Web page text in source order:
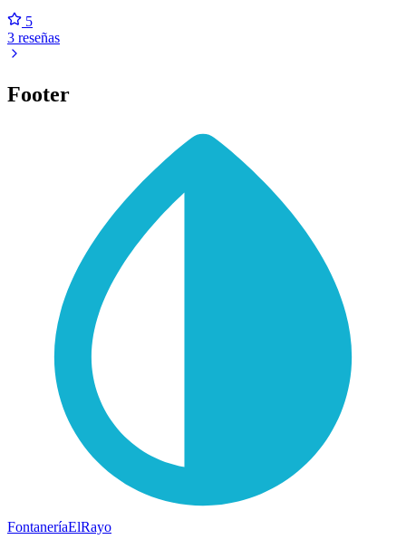
5
3 reseñas
Footer
FontaneríaElRayo